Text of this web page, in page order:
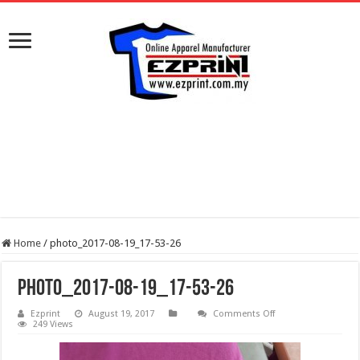
Home / photo_2017-08-19_17-53-26
photo_2017-08-19_17-53-26
Ezprint August 19, 2017 Comments Offon
19_17-
53-
249 Views